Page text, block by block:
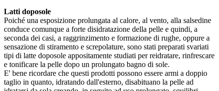
Latti doposole
Poiché una esposizione prolungata al calore, al vento, alla salsedine
conduce comunque a forte disidratazione della pelle e quindi, a
seconda dei casi, a raggrinzimento e formazione di rughe, oppure a
sensazione di stiramento e screpolature, sono stati preparati svariati
tipi di latte doposole appositamente studiati per reidratare, rinfrescare
e tonificare la pelle dopo un prolungato bagno di sole.
E' bene ricordare che questi prodotti possono essere armi a doppio
taglio in quanto, idratando dall'esterno, disabituano la pelle ad